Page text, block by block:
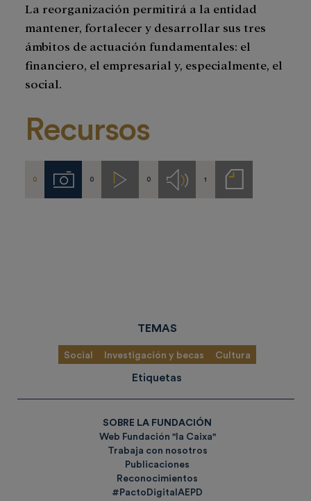
La reorganización permitirá a la entidad
mantener, fortalecer y desarrollar sus tres
ámbitos de actuación fundamentales: el
financiero, el empresarial y, especialmente, el
social.
Recursos
0 Imágenes
0 Videos
0 Audios1
Notas
de
TEMAS
Social Investigación y becas Cultura
Etiquetas
SOBRE LA FUNDACIÓN
Web Fundación "la Caixa"
Trabaja con nosotros
Publicaciones
Reconocimientos
#PactoDigitalAEPD